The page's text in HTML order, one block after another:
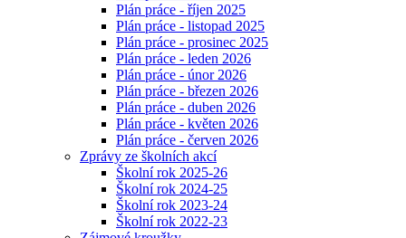
Plán práce - říjen 2025
Plán práce - listopad 2025
Plán práce - prosinec 2025
Plán práce - leden 2026
Plán práce - únor 2026
Plán práce - březen 2026
Plán práce - duben 2026
Plán práce - květen 2026
Plán práce - červen 2026
Zprávy ze školních akcí
Školní rok 2025-26
Školní rok 2024-25
Školní rok 2023-24
Školní rok 2022-23